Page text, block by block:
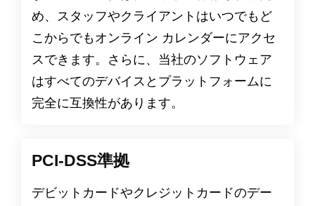
め、スタッフやクライアントはいつでもど
こからでもオンライン カレンダーにアクセ
スできます。さらに、当社のソフトウェア
はすべてのデバイスとプラットフォームに
完全に互換性があります。
PCI-DSS準拠
デビットカードやクレジットカードのデー